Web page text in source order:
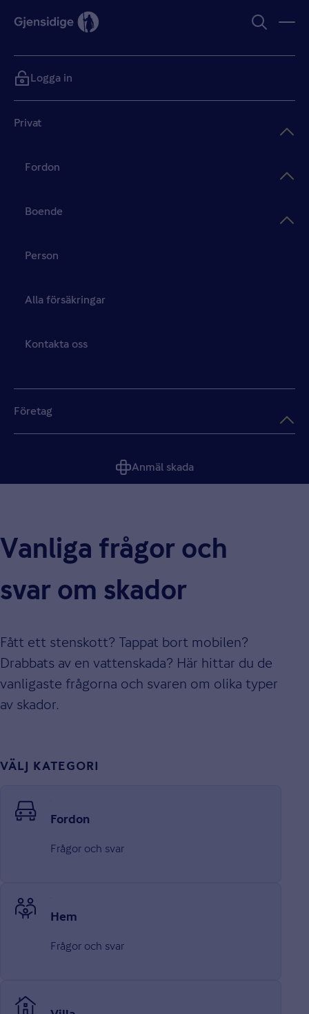
Privat
Fordon
Boende
Person
Alla försäkringar
Kontakta oss
Företag
Anmäl skada
Logga in
Vanliga frågor och
svar om skador
Fått ett stenskott? Tappat bort mobilen?
Drabbats av en vattenskada? Här hittar du de
vanligaste frågorna och svaren om olika typer
av skador.
VÄLJ KATEGORI
Fordon
Frågor och svar
Hem
Frågor och svar